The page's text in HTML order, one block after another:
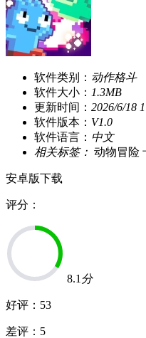
软件类别： 动作格斗
软件大小： 1.3MB
更新时间： 2026/6/18
软件版本： V1.0
软件语言： 中文
相关标签： 动物冒险
安卓版下载
评分：
8.1 分
好评： 53
差评： 5